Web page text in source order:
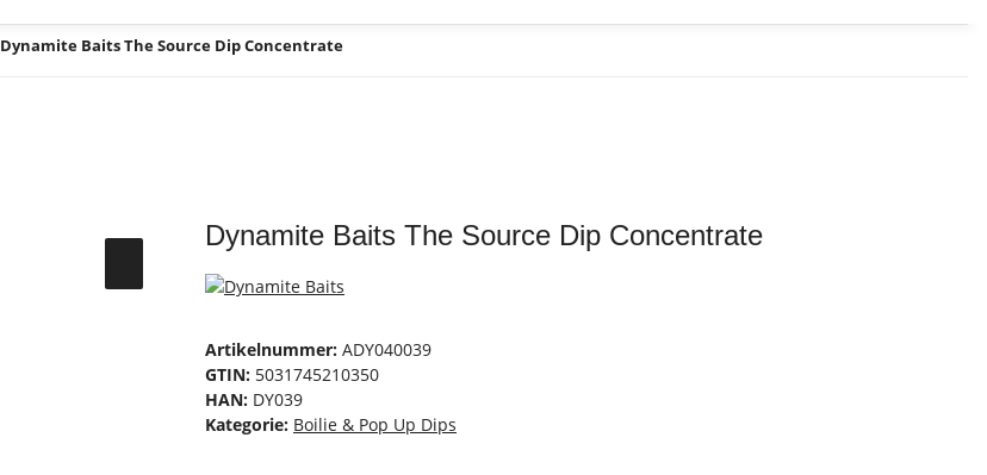
Dynamite Baits The Source Dip Concentrate
Dynamite Baits The Source Dip Concentrate
Artikelnummer: ADY040039
GTIN: 5031745210350
HAN: DY039
Kategorie: Boilie & Pop Up Dips